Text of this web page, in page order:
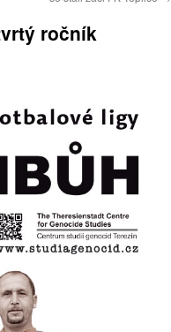
ročník